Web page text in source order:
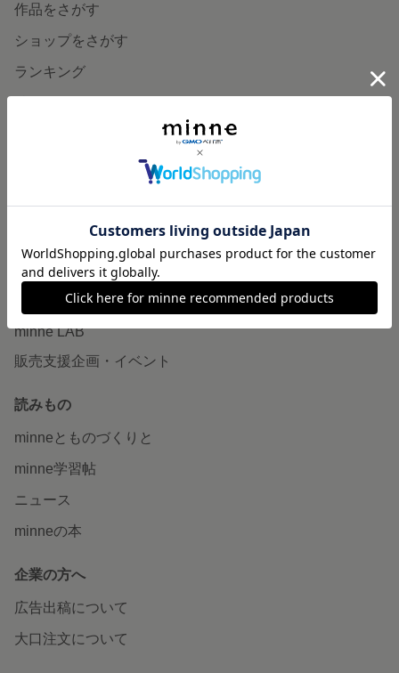
作品をさがす
ショップをさがす
ランキング
食品販売
ダウンロード販売
minne PLUS
minne LAB
販売支援企画・イベント
読みもの
minneとものづくりと
minne学習帖
ニュース
minneの本
企業の方へ
広告出稿について
大口注文について